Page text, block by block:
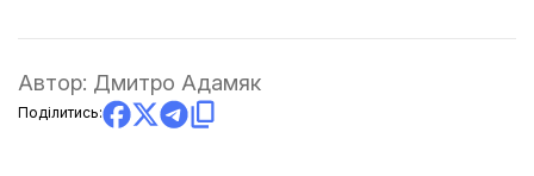
Автор: Дмитро Адамяк
Поділитись: